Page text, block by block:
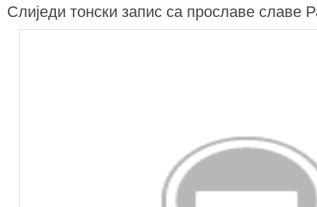
Слиједи тонски запис са прославе славе